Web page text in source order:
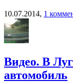
10.07.2014, 1
Видео. В
автомобиль